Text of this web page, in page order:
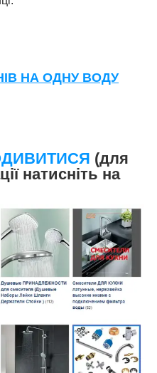
НА ОДНУ ВОДУ
(для
натисніть на